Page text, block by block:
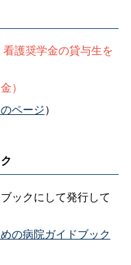
護奨学金の貸与生を
）
ページ）
ックにして発行して
の病院ガイドブック